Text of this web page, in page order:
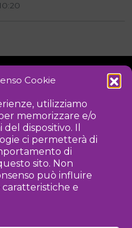
Cookie
utilizziamo
memorizzare e/o
dispositivo. Il
ci permetterà di
di
sito. Non
può influire
e
delle arti visive